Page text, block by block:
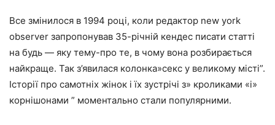
Все змінилося в 1994 році, коли редактор new york
observer запропонував 35-річній кендес писати статті
на будь — яку тему-про те, в чому вона розбирається
найкраще. Так з’явилася колонка»секс у великому місті”.
Історії про самотніх жінок і їх зустрічі з» кроликами «і»
корнішонами ” моментально стали популярними.